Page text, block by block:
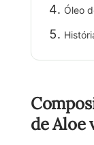
Óleo
de Aloe